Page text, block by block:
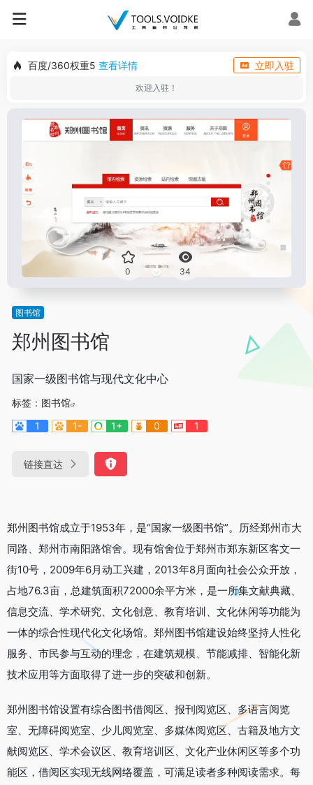
百度/360权重5 查看详情 立即入驻
欢迎入驻！
0 34
图书馆
郑州图书馆
国家一级图书馆与现代文化中心
标签： 图书馆
1
1- 1+ 0 1
链接直达
郑州图书馆成立于1953年，是“国家一级图书馆”。历经郑州市大
同路、郑州市南阳路馆舍。现有馆舍位于郑州市郑东新区客文一
街10号，2009年6月动工兴建，2013年8月面向社会公众开放，
占地76.3亩，总建筑面积72000余平方米，是一所集文献典藏、
信息交流、学术研究、文化创意、教育培训、文化休闲等功能为
一体的综合性现代化文化场馆。郑州图书馆建设始终坚持人性化
服务、市民参与互动的理念，在建筑规模、节能减排、智能化新
技术应用等方面取得了进一步的突破和创新。
郑州图书馆设置有综合图书借阅区、报刊阅览区、多语言阅览
室、无障碍阅览室、少儿阅览室、多媒体阅览区、古籍及地方文
献阅览区、学术会议区、教育培训区、文化产业休闲区等多个功
能区，借阅区实现无线网络覆盖，可满足读者多种阅读需求。每